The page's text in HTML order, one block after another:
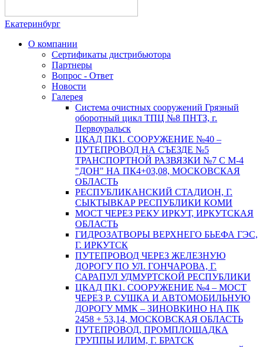
Екатеринбург
О компании
Сертификаты дистрибьютора
Партнеры
Вопрос - Ответ
Новости
Галерея
Система очистных сооружений Грязный
оборотный цикл ТПЦ №8 ПНТЗ, г.
Первоуральск
ЦКАД ПК1. СООРУЖЕНИЕ №40 –
ПУТЕПРОВОД НА СЪЕЗДЕ №5
ТРАНСПОРТНОЙ РАЗВЯЗКИ №7 С М-4
"ДОН" НА ПК4+03,08, МОСКОВСКАЯ
ОБЛАСТЬ
РЕСПУБЛИКАНСКИЙ СТАДИОН, Г.
СЫКТЫВКАР РЕСПУБЛИКИ КОМИ
МОСТ ЧЕРЕЗ РЕКУ ИРКУТ, ИРКУТСКАЯ
ОБЛАСТЬ
ГИДРОЗАТВОРЫ ВЕРХНЕГО БЬЕФА ГЭС,
Г. ИРКУТСК
ПУТЕПРОВОД ЧЕРЕЗ ЖЕЛЕЗНУЮ
ДОРОГУ ПО УЛ. ГОНЧАРОВА, Г.
САРАПУЛ УДМУРТСКОЙ РЕСПУБЛИКИ
ЦКАД ПК1. СООРУЖЕНИЕ №4 – МОСТ
ЧЕРЕЗ Р. СУШКА И АВТОМОБИЛЬНУЮ
ДОРОГУ ММК – ЗИНОВКИНО НА ПК
2458 + 53,14, МОСКОВСКАЯ ОБЛАСТЬ
ПУТЕПРОВОД, ПРОМПЛОЩАДКА
ГРУППЫ ИЛИМ, Г. БРАТСК